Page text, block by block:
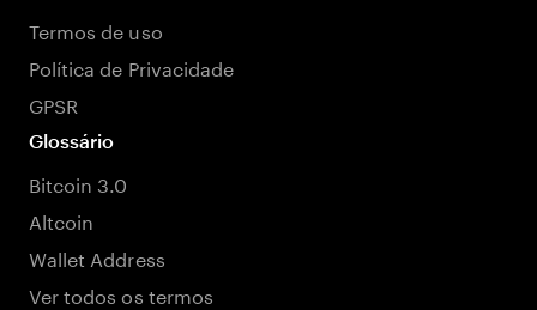
Termos de uso
Política de Privacidade
GPSR
Glossário
Bitcoin 3.0
Altcoin
Wallet Address
Ver todos os termos